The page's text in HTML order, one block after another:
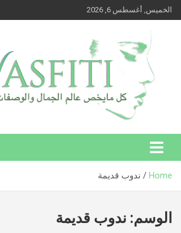
Skip
to
الخميس, أغسطس 6, 2026
وصفتي – كل ما يخص
والوصفات الطبيعية
Home ندوب قديمة
الوسم: ندوب قديمة